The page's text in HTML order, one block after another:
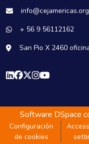
info@cejamericas.org
+ 56 9 56112162
San Pio X 2460
Software DSpace
Configuración
de cookies